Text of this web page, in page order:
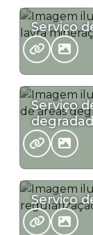
Serviço
Serviço
Serviço